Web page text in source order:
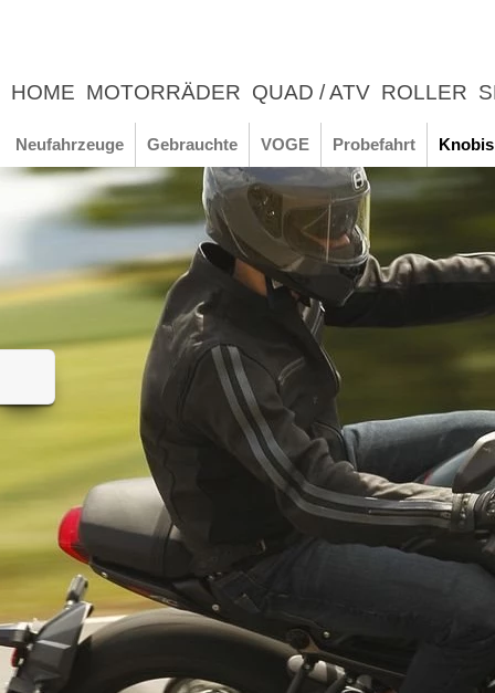
HOME MOTORRÄDER QUAD / ATV ROLLER
UNTERNEHMEN
NEWS ERLEBNIS
Neufahrzeuge Gebrauchte VOGE Probefahrt